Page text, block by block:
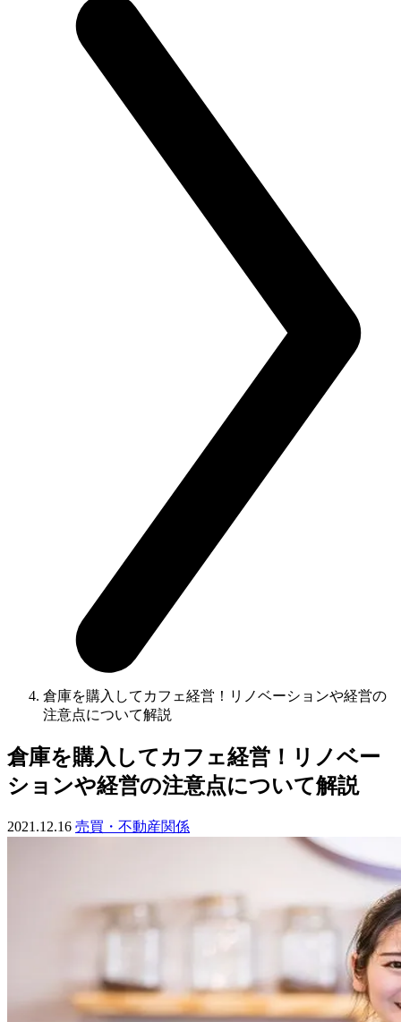
倉庫を購入してカフェ経営！リノベーションや経営の
注意点について解説
倉庫を購入してカフェ経営！リノベー
ションや経営の注意点について解説
2021.12.16 売買・不動産関係